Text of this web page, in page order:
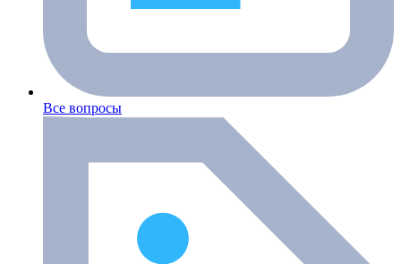
Все вопросы